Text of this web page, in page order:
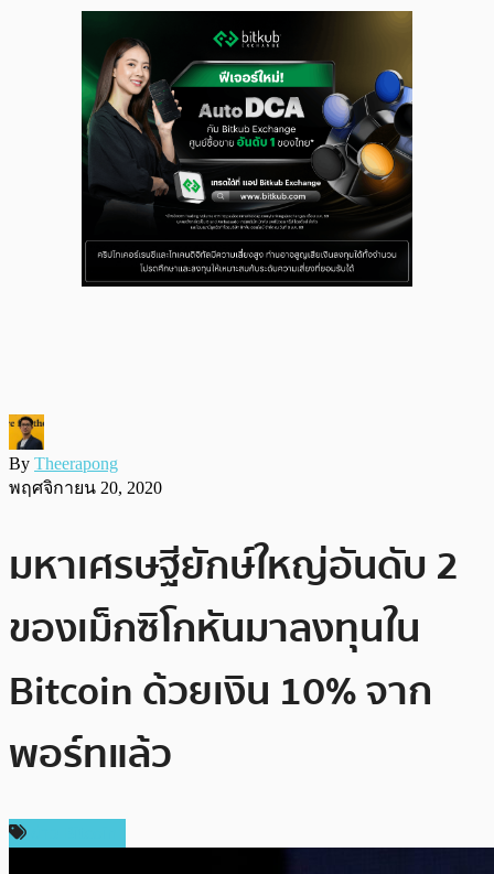
By Theerapong
พฤศจิกายน 20, 2020
มหาเศรษฐียักษ์ใหญ่อันดับ 2
ของเม็กซิโกหันมาลงทุนใน
Bitcoin ด้วยเงิน 10% จาก
พอร์ทแล้ว